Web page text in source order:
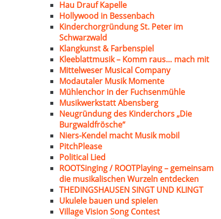
Hau Drauf Kapelle
Hollywood in Bessenbach
Kinderchorgründung St. Peter im
Schwarzwald
Klangkunst & Farbenspiel
Kleeblattmusik – Komm raus… mach mit
Mittelweser Musical Company
Modautaler Musik Momente
Mühlenchor in der Fuchsenmühle
Musikwerkstatt Abensberg
Neugründung des Kinderchors „Die
Burgwaldfrösche“
Niers-Kendel macht Musik mobil
PitchPlease
Political Lied
ROOTSinging / ROOTPlaying – gemeinsam
die musikalischen Wurzeln entdecken
THEDINGSHAUSEN SINGT UND KLINGT
Ukulele bauen und spielen
Village Vision Song Contest